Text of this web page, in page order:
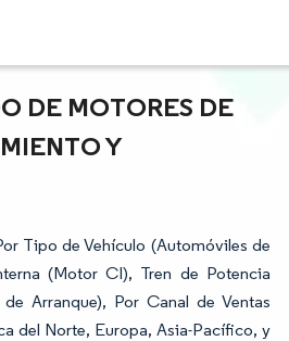
DE MOTORES DE
Y
Tipo de Vehículo (Automóviles de
(Motor CI), Tren de Potencia
Arranque), Por Canal de Ventas
del Norte, Europa, Asia-Pacífico, y